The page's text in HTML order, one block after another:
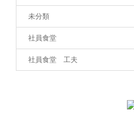
未分類
社員食堂
社員食堂 工夫